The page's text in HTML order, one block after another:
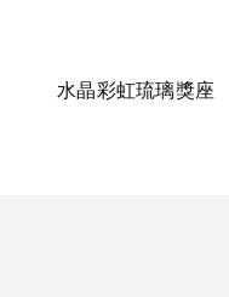
水晶彩虹琉璃獎座